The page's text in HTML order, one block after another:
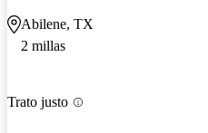
Abilene, TX
2 millas
Trato justo